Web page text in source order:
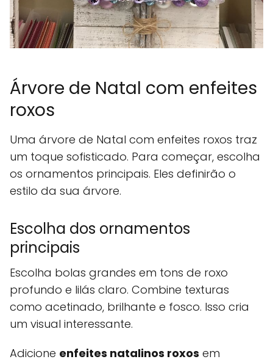
Árvore de Natal com enfeites
roxos
Uma árvore de Natal com enfeites roxos traz
um toque sofisticado. Para começar, escolha
os ornamentos principais. Eles definirão o
estilo da sua árvore.
Escolha dos ornamentos
principais
Escolha bolas grandes em tons de roxo
profundo e lilás claro. Combine texturas
como acetinado, brilhante e fosco. Isso cria
um visual interessante.
Adicione enfeites natalinos roxos em